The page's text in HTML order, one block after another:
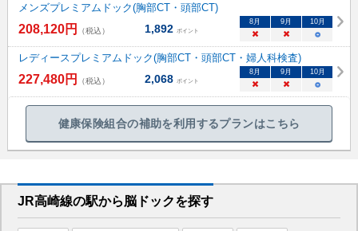
メンズプレミアムドック(胸部CT・頭部CT)
208,120円 （税込） 1,892 ポイント
8月 9月 10月
× × ○
レディースプレミアムドック(胸部CT・頭部CT・婦人科検査)
227,480円 （税込） 2,068 ポイント
8月 9月 10月
× × ○
健康保険組合の補助を利用するプランはこちら
JR高崎線の駅から脳ドックを探す